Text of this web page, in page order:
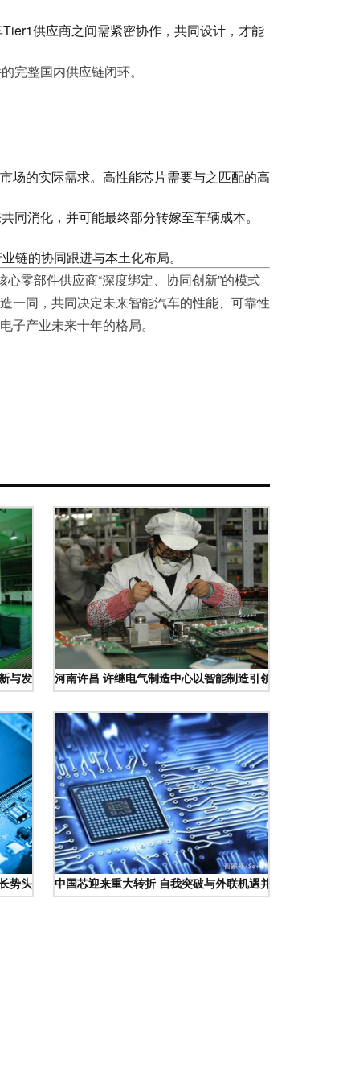
供应商之间需紧密协作，共同设计，才能
完整国内供应链闭环。
场的实际需求。高性能芯片需要与之匹配的高
同消化，并可能最终部分转嫁至车辆成本。
链的协同跟进与本土化布局。
零部件供应商“深度绑定、协同创新”的模式
一同，共同决定未来智能汽车的性能、可靠性
产业未来十年的格局。
发展 河南许昌 许继电气制造中心以智能制造引领电力装备制造
势头愈发强劲｜电子线路板制造专栏
中国芯迎来重大转折 自我突破与外联机遇并行